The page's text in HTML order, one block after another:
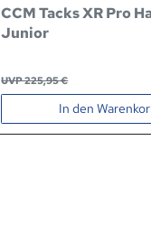
CCM Tacks XR Pro
Junior
UVP 225,95 €
In den